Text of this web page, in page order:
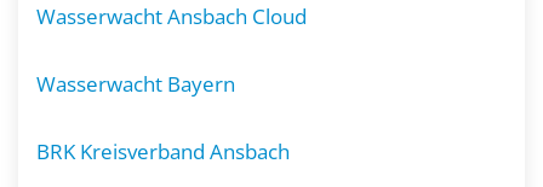
Wasserwacht Ansbach Cloud
Wasserwacht Bayern
BRK Kreisverband Ansbach